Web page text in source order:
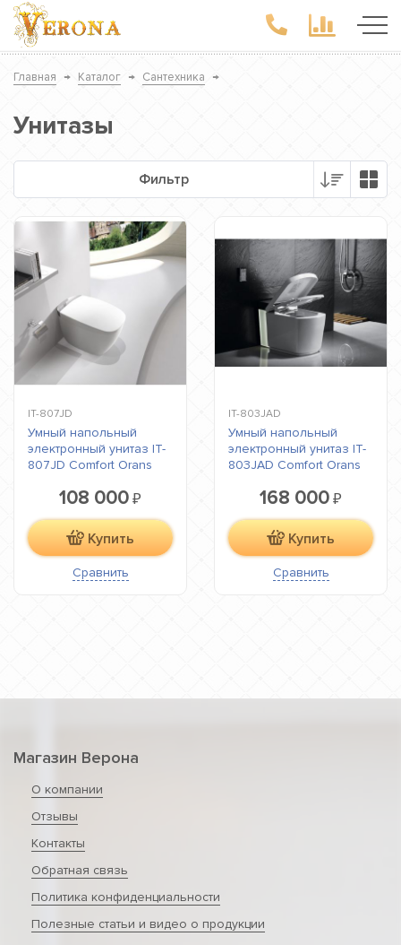
Главная → Каталог → Сантехника →
Унитазы
Фильтр
IT-807JD
Умный напольный
электронный унитаз IT-
807JD Comfort Orans
108 000 ₽
Купить
Сравнить
IT-803JAD
Умный напольный
электронный унитаз IT-
803JAD Comfort Orans
168 000 ₽
Купить
Сравнить
Магазин Верона
О компании
Отзывы
Контакты
Обратная связь
Политика конфиденциальности
Полезные статьи и видео о продукции